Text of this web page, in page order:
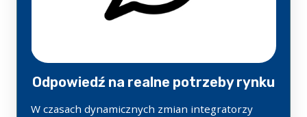
Odpowiedź na realne potrzeby rynku
W czasach dynamicznych zmian integratorzy